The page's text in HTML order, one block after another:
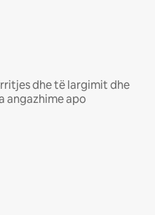
dhe të largimit dhe
angazhime apo